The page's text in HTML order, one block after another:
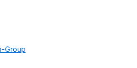
Group